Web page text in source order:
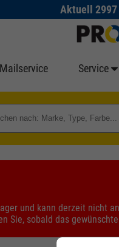
Aktuell 2997
Mailservice Service
und kann derzeit nicht
Sie, sobald das